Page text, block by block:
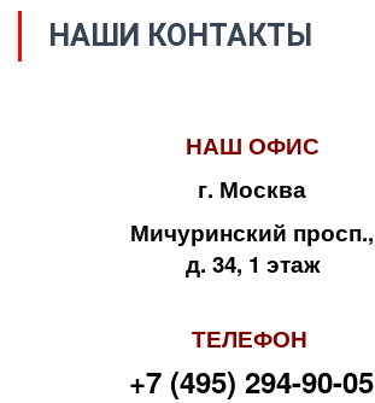
НАШИ КОНТАКТЫ
НАШ ОФИС
г. Москва
Мичуринский просп.,
д. 34, 1 этаж
ТЕЛЕФОН
+7 (495) 294-90-05